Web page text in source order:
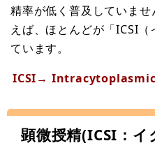
精率が低く普及していま
えば、ほとんどが「ICSI
ています。
ICSI→
顕微授精(ICSI：